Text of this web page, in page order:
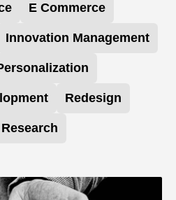
E Commerce
Innovation Management
Redesign